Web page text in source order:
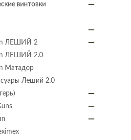
винтовки
ЛЕШИЙ 2
ЛЕШИЙ 2.0
Матадор
Леший 2.0